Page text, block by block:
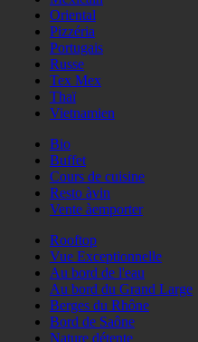
Oriental
Pizzéria
Portugais
Russe
Tex Mex
Thaï
Vietnamien
Bio
Buffet
Cours de cuisine
Resto àvin
Vente àemporter
Rooftop
Vue Exceptionnelle
Au bord de l'eau
Au bord du Grand Large
Berges du Rhône
Bord de Saône
Nature détente